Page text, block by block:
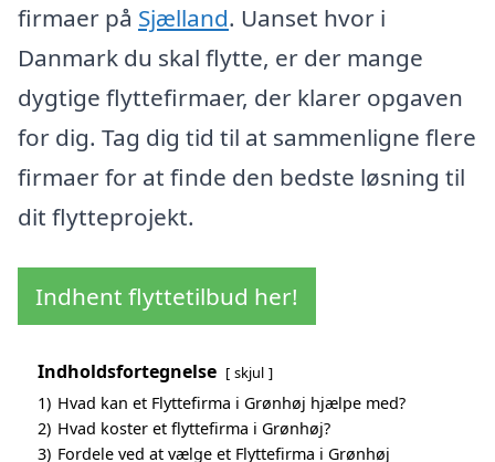
firmaer på Sjælland. Uanset hvor i
Danmark du skal flytte, er der mange
dygtige flyttefirmaer, der klarer opgaven
for dig. Tag dig tid til at sammenligne flere
firmaer for at finde den bedste løsning til
dit flytteprojekt.
Indhent flyttetilbud her!
Indholdsfortegnelse skjul
1) Hvad kan et Flyttefirma i Grønhøj hjælpe med?
2) Hvad koster et flyttefirma i Grønhøj?
3) Fordele ved at vælge et Flyttefirma i Grønhøj